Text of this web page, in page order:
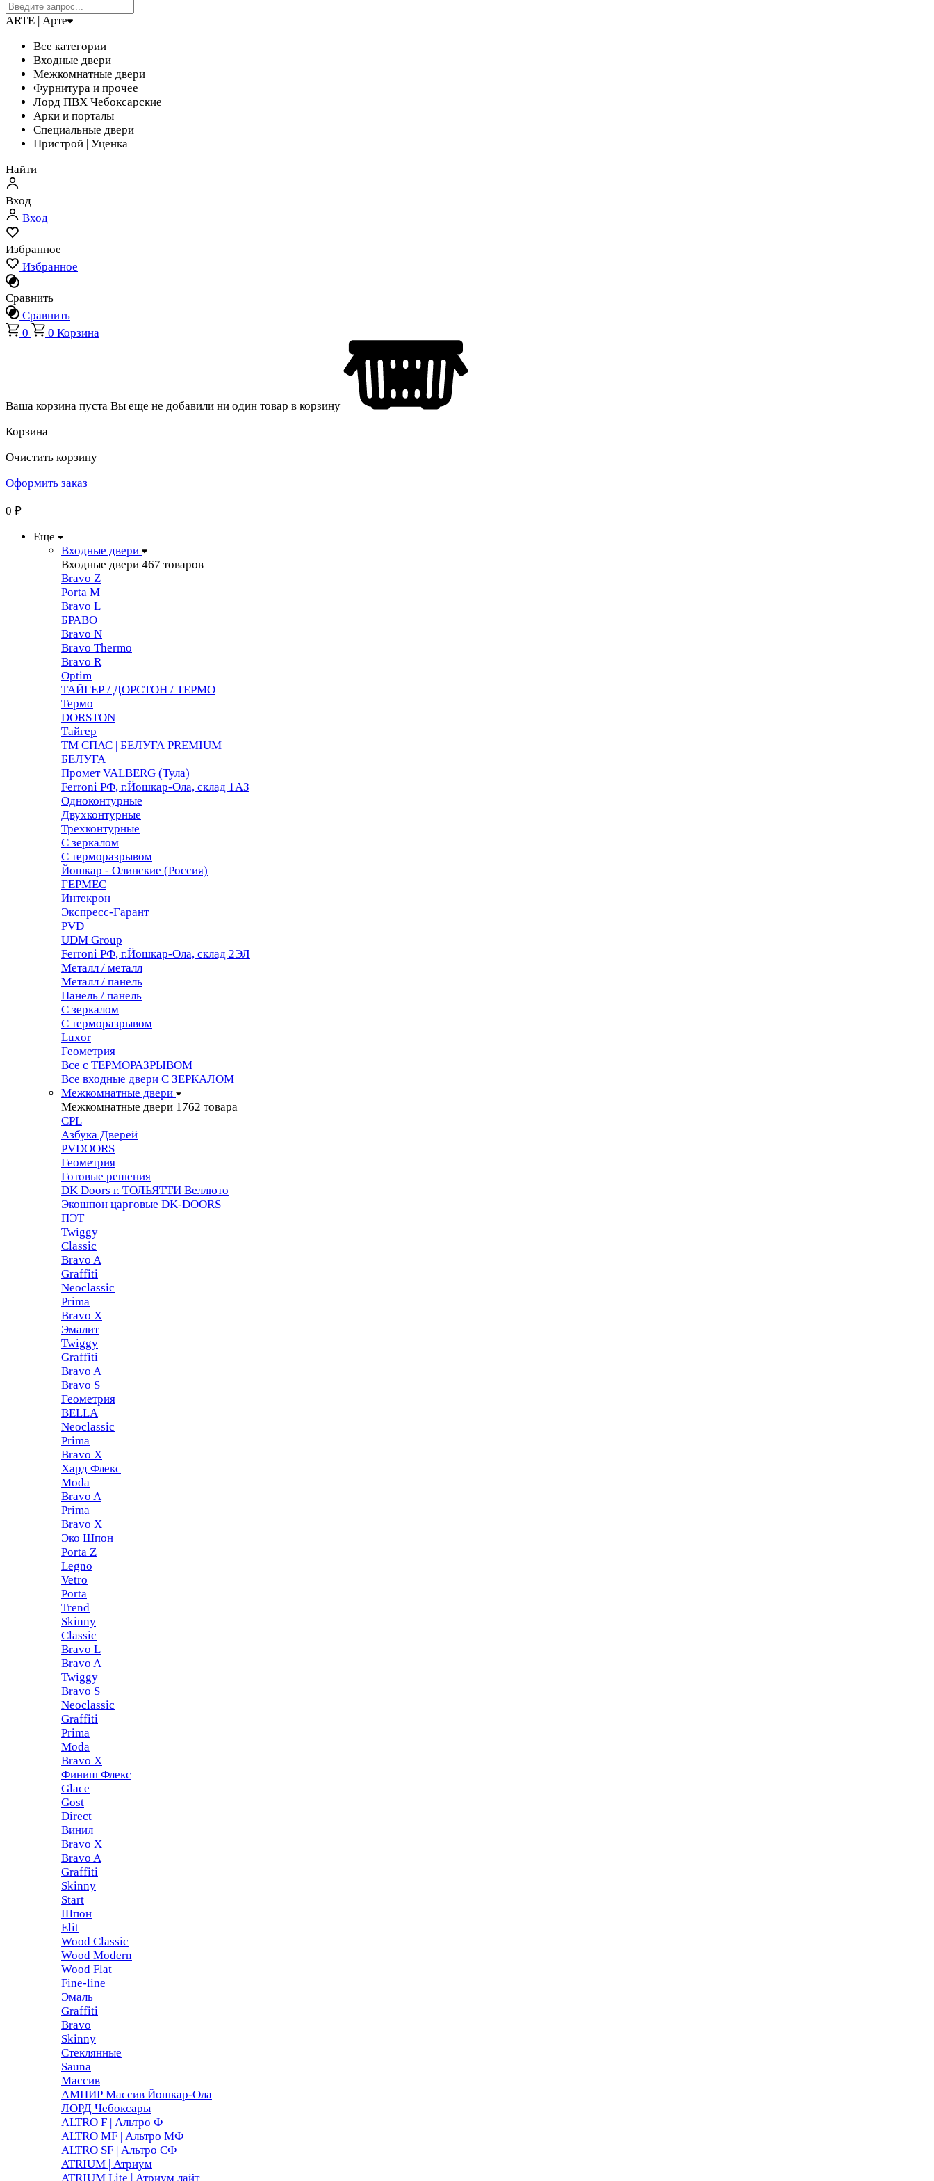
ARTE | Арте
Все категории
Входные двери
Межкомнатные двери
Фурнитура и прочее
Лорд ПВХ Чебоксарские
Арки и порталы
Специальные двери
Пристрой | Уценка
Найти
Вход
Вход
Избранное
Избранное
Сравнить
Сравнить
0
0 Корзина
Ваша корзина пуста Вы еще не добавили ни один товар в корзину
Корзина
Очистить корзину
Оформить заказ
0 ₽
Еще
Входные двери
Входные двери 467 товаров
Bravo Z
Porta М
Bravo L
БРАВО
Bravo N
Bravo Thermo
Bravo R
Optim
ТАЙГЕР / ДОРСТОН / ТЕРМО
Термо
DORSTON
Тайгер
ТМ СПАС | БЕЛУГА PREMIUM
БЕЛУГА
Промет VALBERG (Тула)
Ferroni РФ, г.Йошкар-Ола, склад 1АЗ
Одноконтурные
Двухконтурные
Трехконтурные
С зеркалом
С терморазрывом
Йошкар - Олинские (Россия)
ГЕРМЕС
Интекрон
Экспресс-Гарант
PVD
UDM Group
Ferroni РФ, г.Йошкар-Ола, склад 2ЭЛ
Металл / металл
Металл / панель
Панель / панель
С зеркалом
С терморазрывом
Luxor
Геометрия
Все с ТЕРМОРАЗРЫВОМ
Все входные двери С ЗЕРКАЛОМ
Межкомнатные двери
Межкомнатные двери 1762 товара
CPL
Азбука Дверей
PVDOORS
Геометрия
Готовые решения
DK Doors г. ТОЛЬЯТТИ Веллюто
Экошпон царговые DK-DOORS
ПЭТ
Twiggy
Classic
Bravo A
Graffiti
Neoclassic
Prima
Bravo X
Эмалит
Twiggy
Graffiti
Bravo A
Bravo S
Геометрия
BELLA
Neoclassic
Prima
Bravo X
Хард Флекс
Moda
Bravo A
Prima
Bravo X
Эко Шпон
Porta Z
Legno
Vetro
Porta
Trend
Skinny
Classic
Bravo L
Bravo A
Twiggy
Bravo S
Neoclassic
Graffiti
Prima
Moda
Bravo X
Финиш Флекс
Glace
Gost
Direct
Винил
Bravo X
Bravo A
Graffiti
Skinny
Start
Шпон
Elit
Wood Classic
Wood Modern
Wood Flat
Fine-line
Эмаль
Graffiti
Bravo
Skinny
Стеклянные
Sauna
Массив
АМПИР Массив Йошкар-Ола
ЛОРД Чебоксары
ALTRO F | Альтро Ф
ALTRO MF | Альтро МФ
ALTRO SF | Альтро СФ
ATRIUM | Атриум
ATRIUM Lite | Атриум лайт